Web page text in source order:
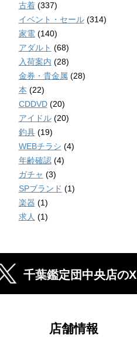
古着(337)
イベント・セール(314)
家電(140)
アダルト (68)
入荷案内 (28)
金券・貴金属 (28)
本 (22)
CDDVD(20)
アイドル(20)
釣具(19)
WEBチラシ (4)
年齢確認(4)
ガチャ (3)
SPブランド (1)
楽器 (1)
求人 (1)
千葉鑑定団中央店のX
店舗情報